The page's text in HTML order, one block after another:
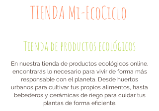
TIENDA Mi-EcoCiclo
Tienda de productos ecológicos
En nuestra tienda de productos ecológicos online,
encontrarás lo necesario para vivir de forma más
responsable con el planeta. Desde huertos
urbanos para cultivar tus propios alimentos, hasta
bebederos y cerámicas de riego para cuidar tus
plantas de forma eficiente.